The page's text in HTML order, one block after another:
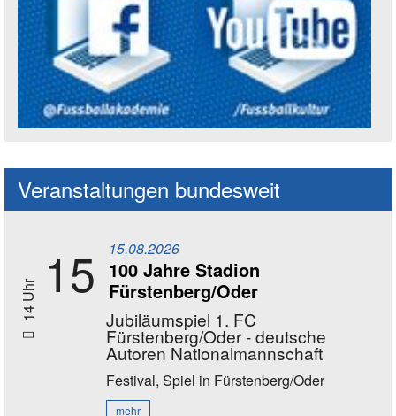
Social Media Kanäle der Akademie
Veranstaltungen bundesweit
14 Uhr 15 15.08.2026
100 Jahre Stadion
Fürstenberg/Oder
Jubiläumspiel 1. FC
Fürstenberg/Oder - deutsche
Autoren Nationalmannschaft
Festival, Spiel in Fürstenberg/Oder
mehr